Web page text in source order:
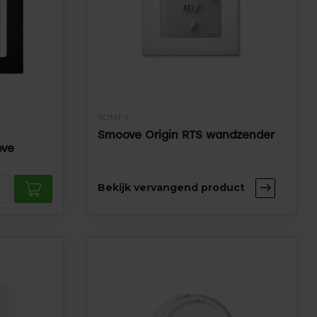
SOMFY
Smoove Origin RTS wandzender
Bekijk vervangend product